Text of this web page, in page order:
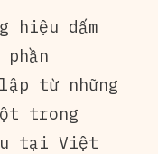
hiệu dấm
từ những
trong
tại Việt